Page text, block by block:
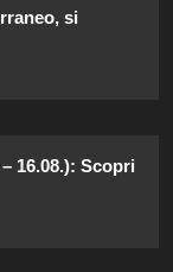
si
16.08.): Scopri